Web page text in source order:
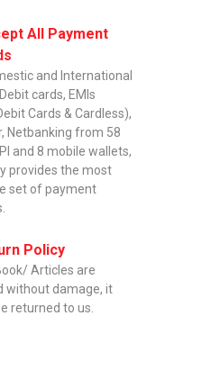
All Payment
and International
cards, EMIs
Cards & Cardless),
Netbanking from 58
and 8 mobile wallets,
provides the most
set of payment
Policy
Articles are
without damage, it
returned to us.